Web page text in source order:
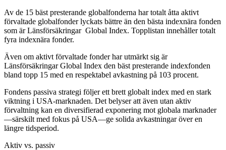
Av de 15 bäst presterande globalfonderna har totalt åtta aktivt
förvaltade globalfonder lyckats bättre än den bästa indexnära fonden
som är Länsförsäkringar Global Index. Topplistan innehåller totalt
fyra indexnära fonder.
Även om aktivt förvaltade fonder har utmärkt sig är
Länsförsäkringar Global Index den bäst presterande indexfonden
bland topp 15 med en respektabel avkastning på 103 procent.
Fondens passiva strategi följer ett brett globalt index med en stark
viktning i USA-marknaden. Det belyser att även utan aktiv
förvaltning kan en diversifierad exponering mot globala marknader
—särskilt med fokus på USA—ge solida avkastningar över en
längre tidsperiod.
Aktiv vs. passiv